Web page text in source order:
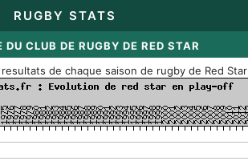
RUGBY STATS
DU CLUB DE RUGBY DE RED STAR
de chaque saison de rugby de Red Star